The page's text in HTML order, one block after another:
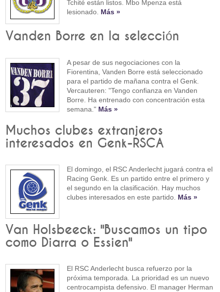
Tchité están listos. Mbo Mpenza está
lesionado. Más »
Vanden Borre en la selección
A pesar de sus negociaciones con la
Fiorentina, Vanden Borre está seleccionado
para el partido de mañana contra el Genk.
Vercauteren: "Tengo confianza en Vanden
Borre. Ha entrenado con concentración esta
semana." Más »
Muchos clubes extranjeros
interesados en Genk-RSCA
El domingo, el RSC Anderlecht jugará contra el
Racing Genk. Es un partido entre el primero y
el segundo en la clasificación. Hay muchos
clubes interesados en este partido. Más »
Van Holsbeeck: "Buscamos un tipo
como Diarra o Essien"
El RSC Anderlecht busca refuerzo por la
próxima temporada. La prioridad es un nuevo
centrocampista defensivo. El manager Herman